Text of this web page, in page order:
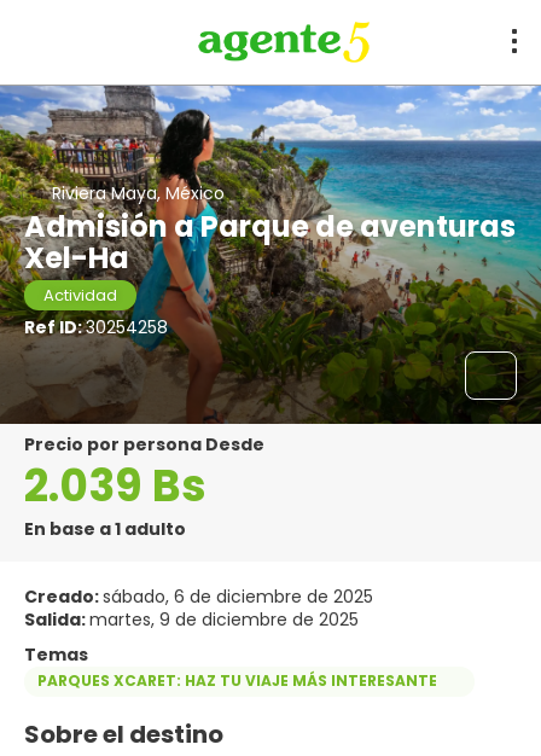
Riviera Maya, México
Admisión a Parque de aventuras
Xel-Ha
Actividad
Ref ID:30254258
precio por persona Desde
2.039 Bs
En base a 1 adulto
Creado:sábado, 6 de diciembre de 2025
Salida:martes, 9 de diciembre de 2025
Temas
PARQUES XCARET: HAZ TU VIAJE MÁS INTERESANTE
Sobre el destino